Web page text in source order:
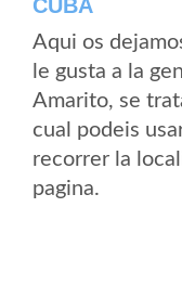
CUBA
Aqui os
le gusta a la
Amarito, se
cual podeis
recorrer la
pagina.